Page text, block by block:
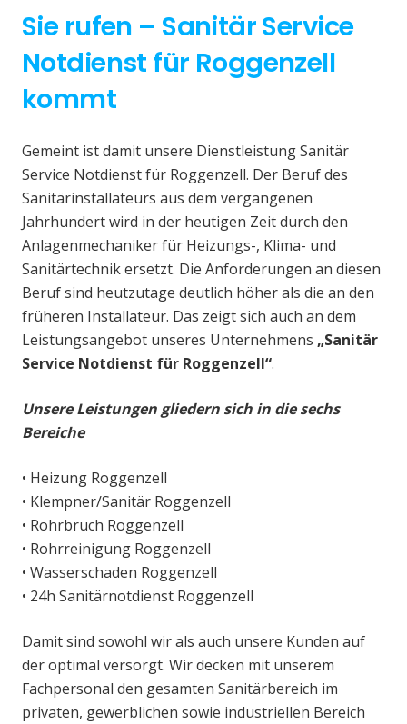
Sie rufen – Sanitär Service
Notdienst für Roggenzell
kommt
Gemeint ist damit unsere Dienstleistung Sanitär
Service Notdienst für Roggenzell. Der Beruf des
Sanitärinstallateurs aus dem vergangenen
Jahrhundert wird in der heutigen Zeit durch den
Anlagenmechaniker für Heizungs-, Klima- und
Sanitärtechnik ersetzt. Die Anforderungen an diesen
Beruf sind heutzutage deutlich höher als die an den
früheren Installateur. Das zeigt sich auch an dem
Leistungsangebot unseres Unternehmens „Sanitär
Service Notdienst für Roggenzell“.
Unsere Leistungen gliedern sich in die sechs
Bereiche
• Heizung Roggenzell
• Klempner/Sanitär Roggenzell
• Rohrbruch Roggenzell
• Rohrreinigung Roggenzell
• Wasserschaden Roggenzell
• 24h Sanitärnotdienst Roggenzell
Damit sind sowohl wir als auch unsere Kunden auf
der optimal versorgt. Wir decken mit unserem
Fachpersonal den gesamten Sanitärbereich im
privaten, gewerblichen sowie industriellen Bereich